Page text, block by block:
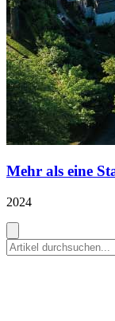
Mehr als eine
2024